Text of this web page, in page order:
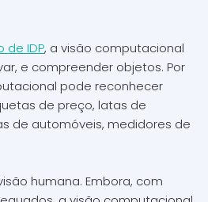
de IDP, a visão computacional
e compreender objetos. Por
pode reconhecer
de preço, latas de
de automóveis, medidores de
humana. Embora, com